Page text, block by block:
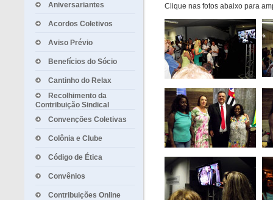
Aniversariantes
Acordos Coletivos
Aviso Prévio
Benefícios do Sócio
Cantinho do Relax
Recolhimento da
Contribuição Sindical
Convenções Coletivas
Colônia e Clube
Código de Ética
Convênios
Contribuições Online
Clique nas fotos abaixo para